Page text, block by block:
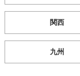
関西
九州